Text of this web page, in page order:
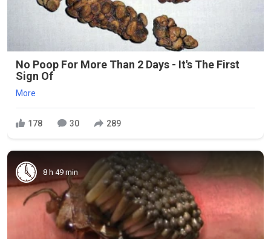
No Poop For More Than 2 Days - It's The First
Sign Of
More
178 30 289
8 h 49 min